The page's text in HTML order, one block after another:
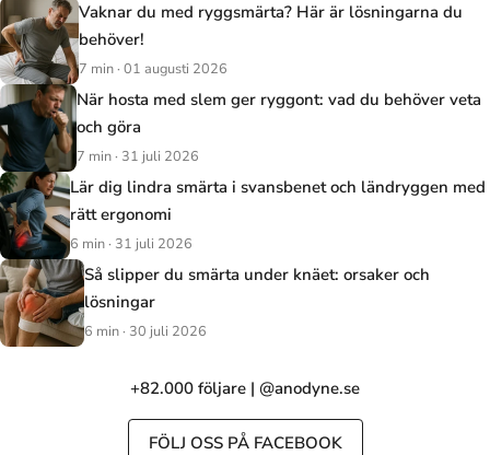
Vaknar du med ryggsmärta? Här är lösningarna du
behöver!
7 min · 01 augusti 2026
När hosta med slem ger ryggont: vad du behöver veta
och göra
7 min · 31 juli 2026
Lär dig lindra smärta i svansbenet och ländryggen med
rätt ergonomi
6 min · 31 juli 2026
Så slipper du smärta under knäet: orsaker och
lösningar
6 min · 30 juli 2026
+82.000 följare | @anodyne.se
FÖLJ OSS PÅ FACEBOOK